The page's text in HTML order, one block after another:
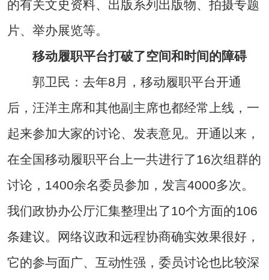
的有关文史资料、出版系列出版物、拍摄专题
片、举办展览等。
移动履职平台打破了空间和时间的障碍
郭卫民：去年8月，移动履职平台开通
后，汪洋主席和其他副主席也都经常上线，一
起来参加大家的讨论、发表意见。开通以来，
在全国移动履职平台上一共进行了16次组群的
讨论，1400余名委员参加，发言4000多次。
我们政协办公厅汇集整理出了10个方面的106
条建议。网络议政和远程协商确实效果很好，
它的参与面广、互动性强，委员讨论也比较深